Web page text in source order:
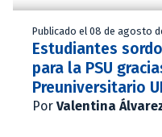
Publicado el 08 de agosto
Estudiantes
para la PSU
Preuniversitario
Por Valentina